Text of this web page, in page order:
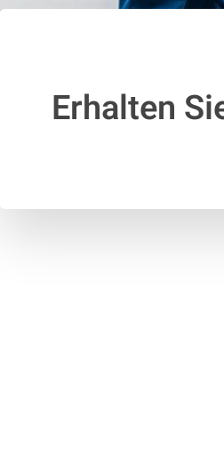
Erhalten